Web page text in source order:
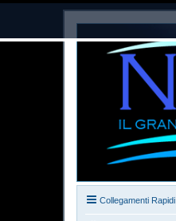
Collegamenti Rapidi